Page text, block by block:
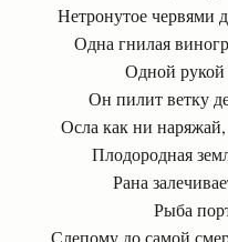
Нетронутое червями
Одна гнилая
Одной рукой
Он пилит ветку
Осла как ни наряжай,
Плодородная
Рана
Рыба
Слепому до самой